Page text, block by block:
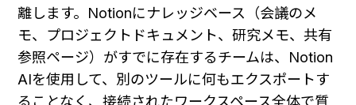
離します。Notionにナレッジベース（会議のメ
モ、プロジェクトドキュメント、研究メモ、共有
参照ページ）がすでに存在するチームは、Notion
AIを使用して、別のツールに何もエクスポートす
ることなく、接続されたワークスペース全体で質